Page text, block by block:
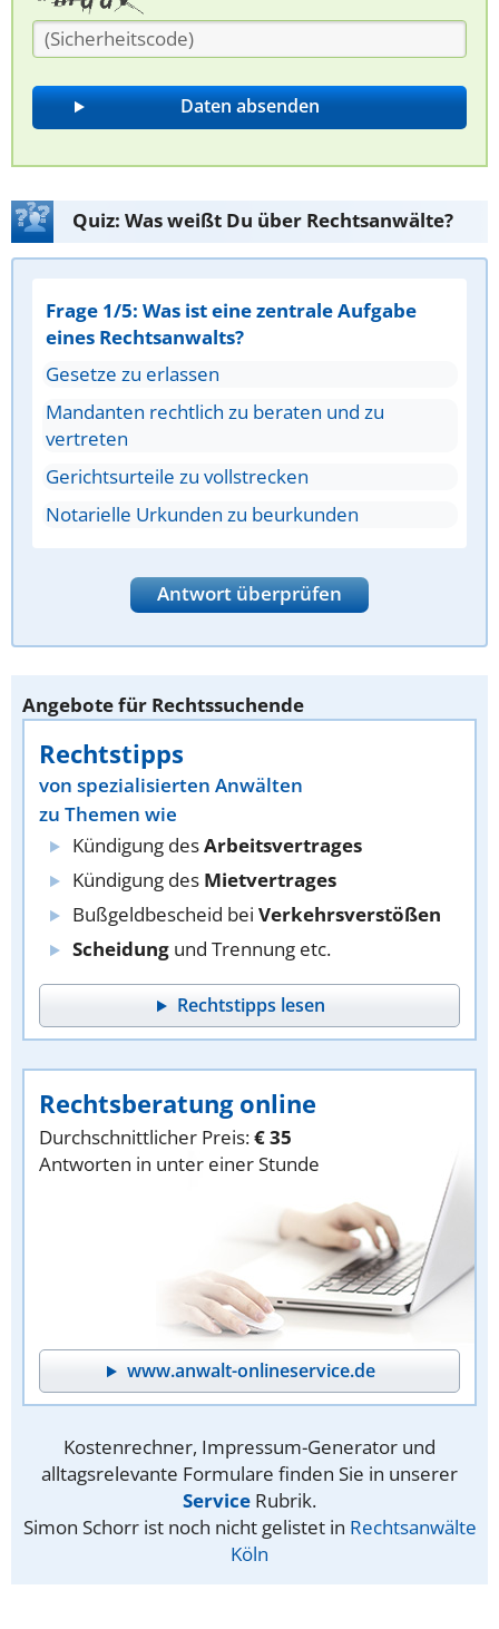
Quiz: Was weißt Du über Rechtsanwälte?
Frage 1/5: Was ist eine zentrale Aufgabe
eines Rechtsanwalts?
Gesetze zu erlassen
Mandanten rechtlich zu beraten und zu
vertreten
Gerichtsurteile zu vollstrecken
Notarielle Urkunden zu beurkunden
Antwort überprüfen
Angebote für Rechtssuchende
Rechtstipps
von spezialisierten Anwälten
zu Themen wie
Kündigung desArbeitsvertrages
Kündigung des Mietvertrages
Bußgeldbescheid bei Verkehrsverstößen
Scheidung und Trennung etc.
Rechtstipps lesen
Rechtsberatung online
Durchschnittlicher Preis:€ 35
Antworten in unter einer Stunde
www.anwalt-onlineservice.de
Kostenrechner, Impressum-Generator und
alltagsrelevante Formulare finden Sie in unserer
Service Rubrik.
Simon Schorr ist noch nicht gelistet in Rechtsanwälte
Köln